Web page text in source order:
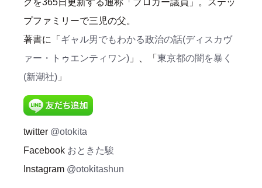
プファミリーで三児の父。
著書に「 ギャル男でもわかる政治の話(ディスカヴ
ァー・トゥエンティワン) 」、「 東京都の闇を暴く
(新潮社) 」
twitter @otokita
Facebook おときた駿
Instagram @otokitashun